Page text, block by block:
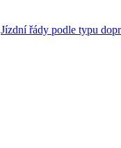
Jízdní řády podle typu